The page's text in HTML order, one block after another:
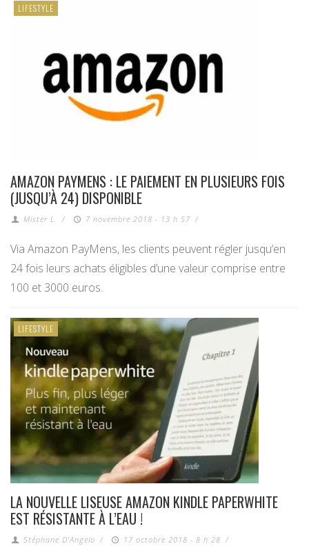
LIFESTYLE
AMAZON PAYMENS : LE PAIEMENT EN PLUSIEURS FOIS
(JUSQU’À 24) DISPONIBLE
Mister L. / 7 novembre 2018 - 13 h 57 /
Via Amazon PayMens, les clients peuvent régler jusqu’en
24 fois leurs achats éligibles d’une valeur comprise entre
100 et 3000 euros.
LIFESTYLE
LA NOUVELLE LISEUSE AMAZON KINDLE PAPERWHITE
EST RÉSISTANTE À L’EAU !
Stéphane D'Angelo / 17 octobre 2018 - 8 h 28 /